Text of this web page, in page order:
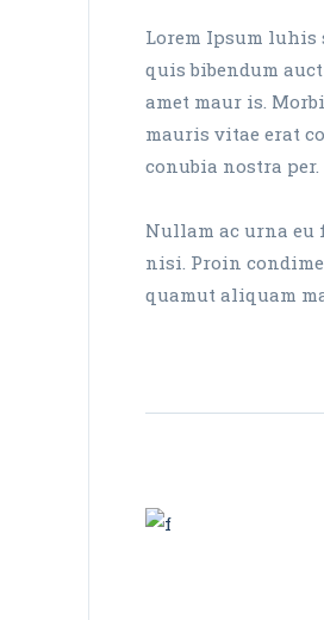
Lorem Ipsum
quis bibendum
amet maur is.
mauris vitae erat
conubia nostra per.
Nullam ac urna eu
nisi. Proin
quamut aliquam